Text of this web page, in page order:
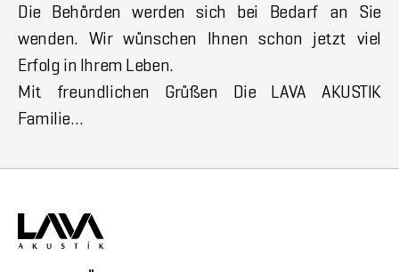
Die Behörden werden sich bei Bedarf an Sie
wenden. Wir wünschen Ihnen schon jetzt viel
Erfolg in Ihrem Leben.
Mit freundlichen Grüßen Die LAVA AKUSTIK
Familie…